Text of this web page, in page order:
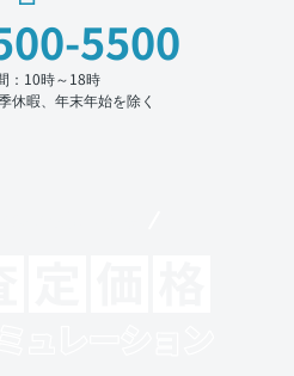
5500
：10時～18時
休暇、年末年始を除く